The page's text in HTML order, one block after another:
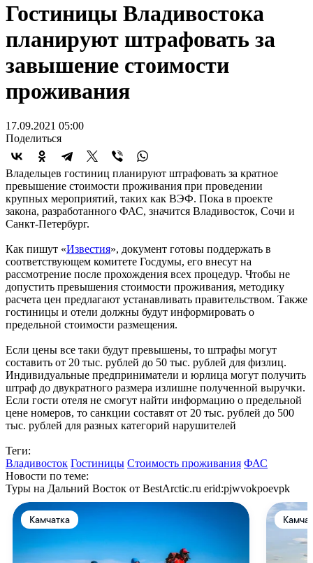
Гостиницы Владивостока
планируют штрафовать за
завышение стоимости
проживания
17.09.2021 05:00
Поделиться
Владельцев гостиниц планируют штрафовать за кратное
превышение стоимости проживания при проведении
крупных мероприятий, таких как ВЭФ. Пока в проекте
закона, разработанного ФАС, значится Владивосток, Сочи и
Санкт-Петербург.
Как пишут «Известия», документ готовы поддержать в
соответствующем комитете Госдумы, его внесут на
рассмотрение после прохождения всех процедур. Чтобы не
допустить превышения стоимости проживания, методику
расчета цен предлагают устанавливать правительством. Также
гостиницы и отели должны будут информировать о
предельной стоимости размещения.
Если цены все таки будут превышены, то штрафы могут
составить от 20 тыс. рублей до 50 тыс. рублей для физлиц.
Индивидуальные предприниматели и юрлица могут получить
штраф до двукратного размера излишне полученной выручки.
Если гости отеля не смогут найти информацию о предельной
цене номеров, то санкции составят от 20 тыс. рублей до 500
тыс. рублей для разных категорий нарушителей
Теги:
Владивосток Гостиницы Стоимость проживания ФАС
Новости по теме:
Туры на Дальний Восток от BestArctic.ru erid:pjwvokpoevpk